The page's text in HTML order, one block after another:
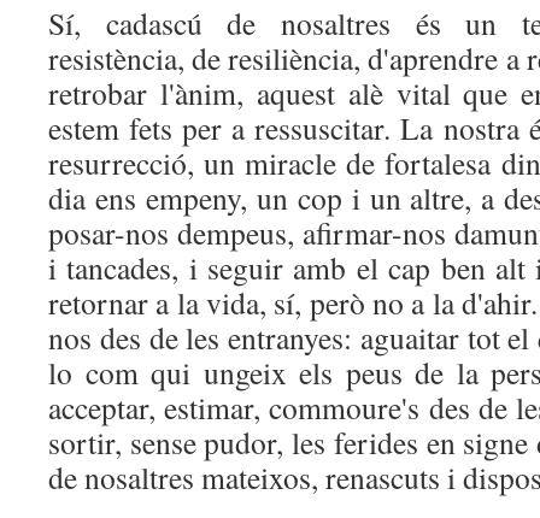
Sí, cadascú de nosaltres és un
resistència, de resiliència, d'aprendre
retrobar l'ànim, aquest alè vital que
estem fets per a ressuscitar. La nostra
resurrecció, un miracle de fortalesa
dia ens empeny, un cop i un altre, a
posar-nos dempeus, afirmar-nos
i tancades, i seguir amb el cap ben
retornar a la vida, sí, però no a la
nos des de les entranyes: aguaitar tot
lo com qui ungeix els peus de la
acceptar, estimar, commoure's des de
sortir, sense pudor, les ferides en
de nosaltres mateixos, renascuts i